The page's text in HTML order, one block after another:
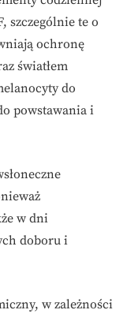
szczególnie te o
ochronę
światłem
do
powstawania i
w dni
doboru i
w zależności